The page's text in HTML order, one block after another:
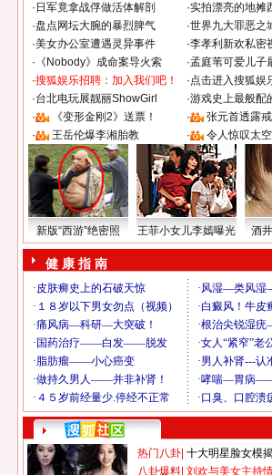
· 日军竟拿战俘做活体解剖 ·实拍漂亮的地摊
·盘点网坛大腕的暴烈脾气 ·世界九大罪恶之
·美女办公室遭遇灵异事件 ·李孝利新欢私密
· 《Nobody》成命案导火索 ·孟庭苇可爱儿子
·搜狐娱乐招聘：加入我们吧！ ·点击进入搜狐娱
·台北电玩展靓丽ShowGirl ·游戏史上最般配
·
《变形金刚2》送票！ ·
张元首透露
·
王岳伦爆李湘胎教 · 令人惊叹太
新版“西游”绝密照 王菲小女儿李嫣曝光 酒
健 康 指 南
热门八卦 十大明星脸女模
八卦爆料 刘欢与美女主持